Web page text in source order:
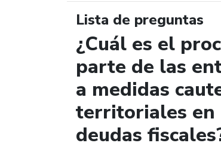
Lista de preguntas
¿Cuál es el
parte de las
a medidas
territoriales en
deudas